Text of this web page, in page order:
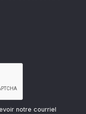
notre courriel